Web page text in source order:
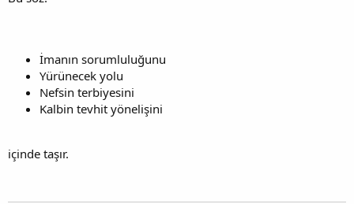
İmanın sorumluluğunu
Yürünecek yolu
Nefsin terbiyesini
Kalbin tevhit yönelişini
içinde taşır.